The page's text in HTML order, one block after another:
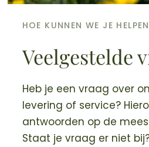
HOE KUNNEN WE JE
Veelgestelde
Heb je een vraag over
levering of service?
antwoorden op de
Staat je vraag er niet